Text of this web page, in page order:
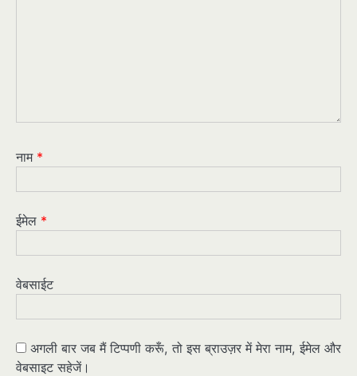
नाम *
ईमेल *
वेबसाईट
अगली बार जब मैं टिप्पणी करूँ, तो इस ब्राउज़र में मेरा नाम, ईमेल और
वेबसाइट सहेजें।